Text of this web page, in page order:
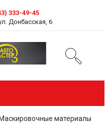
333-49-45
Донбасская, 6
Маскировочные материалы